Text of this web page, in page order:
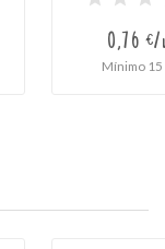
0,76 €/
Mínimo 15